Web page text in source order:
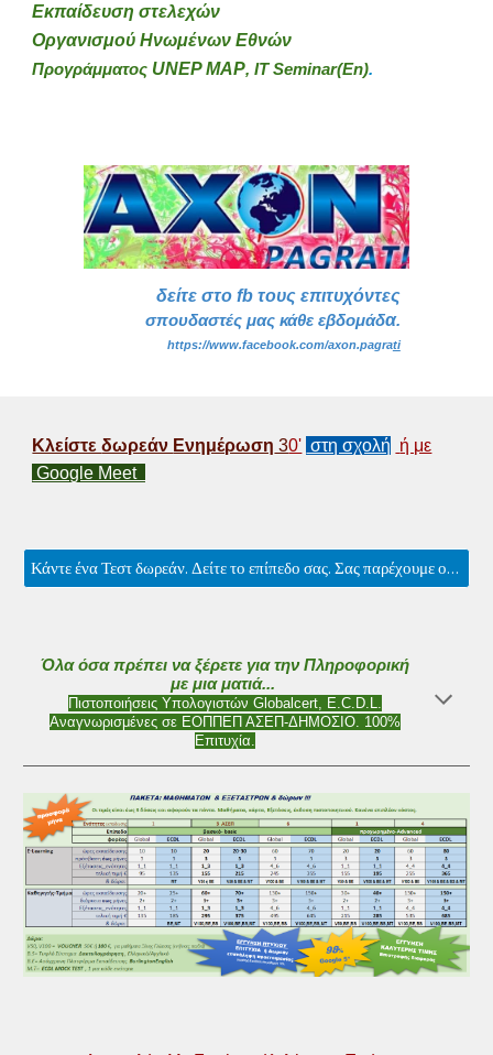
Εκπαίδευση στελεχών
Οργανισμού Ηνωμένων Εθνών
Προγράμματος UNEP MAP, IT Seminar(En).
δείτε στο fb τους επιτυχόντες
σπουδαστές μας κάθε εβδομάδα.
https://www.facebook.com/axon.pagrati
Κλείστεδωρεάν Ενημέρωση 30' στη σχολή ή με
Google Meet
Κάντε ένα Τεστ δωρεάν. Δείτε το επίπεδο σας. Σας παρέχουμε ολοκληρωμένο πλάνο για να επιτύχετε & εσείς τους στόχους σας.
Όλα όσα πρέπει να ξέρετε για την Πληροφορική
με μια ματιά...
Πιστοποιήσεις Υπολογιστών Globalcert, E.C.D.L.
Αναγνωρισμένες σεΕΟΠΠΕΠ ΑΣΕΠ-ΔΗΜΟΣΙΟ. 100%
Επιτυχία.